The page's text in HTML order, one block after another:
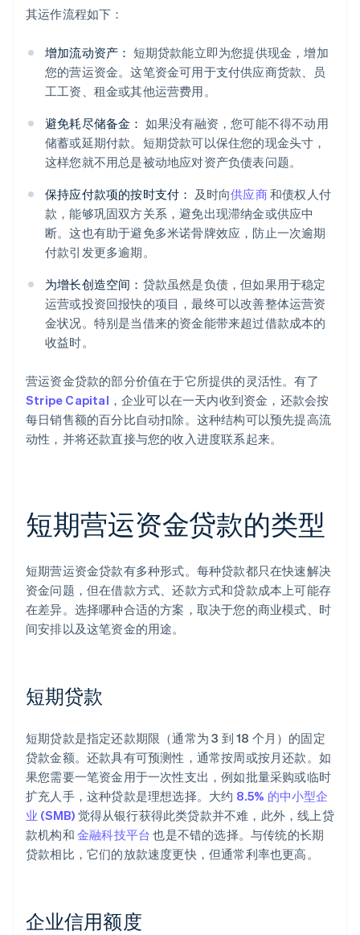
其运作流程如下：
增加流动资产： 短期贷款能立即为您提供现金，增加
您的营运资金。这笔资金可用于支付供应商货款、员
工工资、租金或其他运营费用。
避免耗尽储备金： 如果没有融资，您可能不得不动用
储蓄或延期付款。短期贷款可以保住您的现金头寸，
这样您就不用总是被动地应对资产负债表问题。
保持应付款项的按时支付： 及时向供应商和债权人付
款，能够巩固双方关系，避免出现滞纳金或供应中
断。这也有助于避免多米诺骨牌效应，防止一次逾期
付款引发更多逾期。
为增长创造空间： 贷款虽然是负债，但如果用于稳定
运营或投资回报快的项目，最终可以改善整体运营资
金状况。特别是当借来的资金能带来超过借款成本的
收益时。
营运资金贷款的部分价值在于它所提供的灵活性。有了
Stripe Capital ，企业可以在一天内收到资金，还款会按
每日销售额的百分比自动扣除。这种结构可以预先提高流
动性，并将还款直接与您的收入进度联系起来。
短期营运资金贷款的类型
短期营运资金贷款有多种形式。每种贷款都只在快速解决
资金问题，但在借款方式、还款方式和贷款成本上可能存
在差异。选择哪种合适的方案，取决于您的商业模式、时
间安排以及这笔资金的用途。
短期贷款
短期贷款是指定还款期限（通常为 3 到 18 个月）的固定
贷款金额。还款具有可预测性，通常按周或按月还款。如
果您需要一笔资金用于一次性支出，例如批量采购或临时
扩充人手，这种贷款是理想选择。大约 8.5% 的中小型企
业 (SMB) 觉得从银行获得此类贷款并不难，此外，线上贷
款机构和 金融科技平台 也是不错的选择。与传统的长期
贷款相比，它们的放款速度更快，但通常利率也更高。
企业信用额度